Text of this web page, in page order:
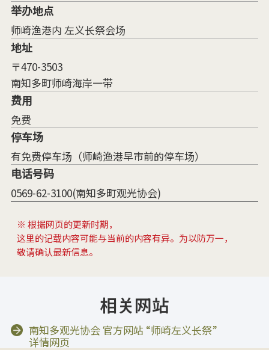
举办地点
师崎渔港内 左义长祭会场
地址
〒470-3503
南知多町师崎海岸一带
费用
免费
停车场
有免费停车场（师崎渔港早市前的停车场）
电话号码
0569-62-3100(南知多町观光协会)
※ 根据网页的更新时期，
这里的记载内容可能与当前的内容有异。为以防万一，
敬请确认最新信息。
相关网站
南知多观光协会 官方网站 “师崎左义长祭”
详情网页